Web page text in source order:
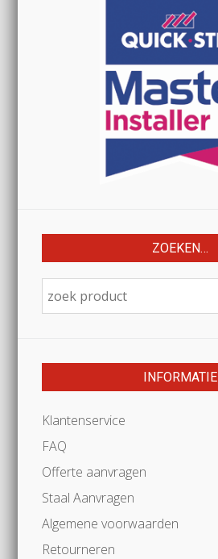
ZOEKEN…
INFORMATIE
Klantenservice
FAQ
Offerte aanvragen
Staal Aanvragen
Algemene voorwaarden
Retourneren